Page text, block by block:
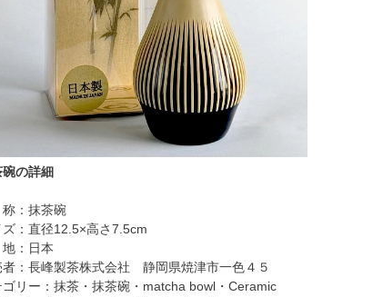
碗の詳細
：抹茶碗
ズ：直径12.5×高さ7.5cm
：日本
者：長峰製茶株式会社 静岡県焼津市一色４５
ゴリー：抹茶・抹茶碗・matcha bowl・Ceramic